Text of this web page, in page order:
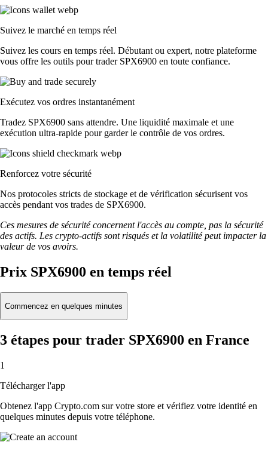
Suivez le marché en temps réel
Suivez les cours en temps réel. Débutant ou expert, notre plateforme
vous offre les outils pour trader SPX6900 en toute confiance.
Exécutez vos ordres instantanément
Tradez SPX6900 sans attendre. Une liquidité maximale et une
exécution ultra-rapide pour garder le contrôle de vos ordres.
Renforcez votre sécurité
Nos protocoles stricts de stockage et de vérification sécurisent vos
accès pendant vos trades de SPX6900.
Ces mesures de sécurité concernent l'accès au compte, pas la sécurité
des actifs. Les crypto-actifs sont risqués et la volatilité peut impacter la
valeur de vos avoirs.
Prix SPX6900 en temps réel
Commencez en quelques minutes
3 étapes pour trader SPX6900 en France
1
Télécharger l'app
Obtenez l'app Crypto.com sur votre store et vérifiez votre identité en
quelques minutes depuis votre téléphone.